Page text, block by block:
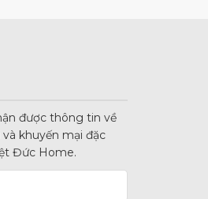
được thông tin về
khuyến mại đặc
Đức Home.